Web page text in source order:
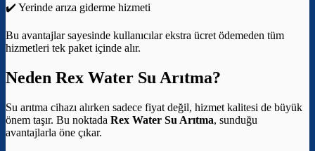
✔️ Yerinde arıza giderme hizmeti
Bu avantajlar sayesinde kullanıcılar ekstra ücret ödemeden tüm
hizmetleri tek paket içinde alır.
Neden Rex Water Su Arıtma?
Su arıtma cihazı alırken sadece fiyat değil, hizmet kalitesi de büyük
önem taşır. Bu noktada Rex Water Su Arıtma, sunduğu
avantajlarla öne çıkar.